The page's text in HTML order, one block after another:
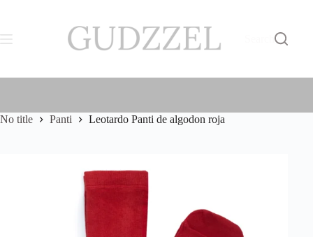
Search
No title Panti Leotardo Panti de algodon roja